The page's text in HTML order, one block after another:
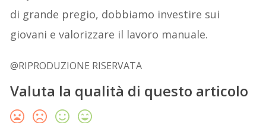
di grande pregio, dobbiamo investire sui
giovani e valorizzare il lavoro manuale.
@RIPRODUZIONE RISERVATA
Valuta la qualità di questo articolo